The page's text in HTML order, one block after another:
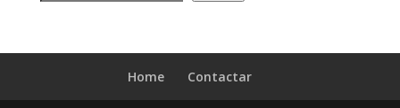
Home Contactar